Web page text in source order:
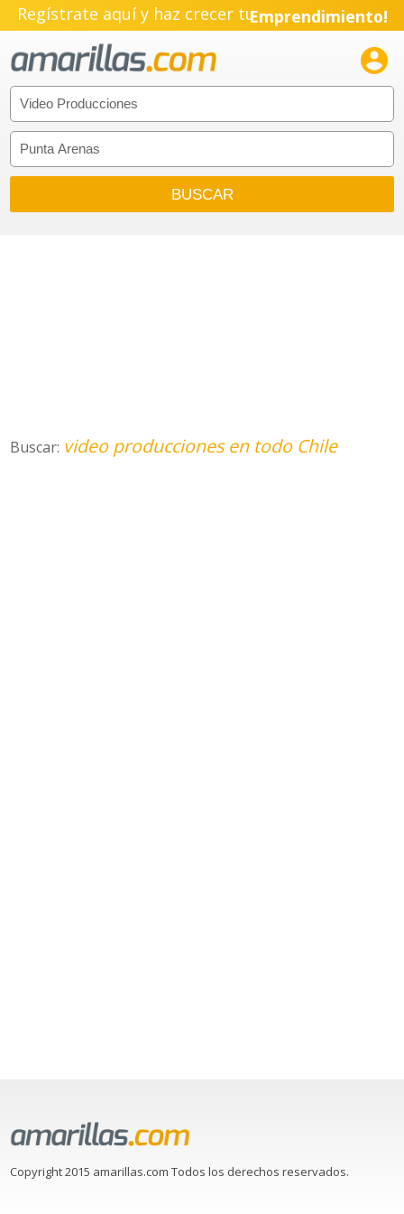
Regístrate aquí y haz crecer tuEmprendimiento!

Buscar: video producciones en todo Chile
Copyright 2015 amarillas.com Todos los derechos reservados.